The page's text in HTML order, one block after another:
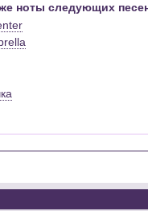
ноты следующих